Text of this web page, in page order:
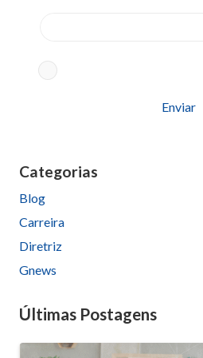
field
empty.
Categorias
Blog
Carreira
Diretriz
Gnews
Últimas Postagens